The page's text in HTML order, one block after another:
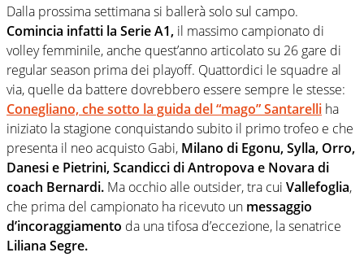
Dalla prossima settimana si ballerà solo sul campo.
Comincia infatti la Serie A1, il massimo campionato di
volley femminile, anche quest’anno articolato su 26 gare di
regular season prima dei playoff. Quattordici le squadre al
via, quelle da battere dovrebbero essere sempre le stesse:
Conegliano, che sotto la guida del “mago” Santarelli ha
iniziato la stagione conquistando subito il primo trofeo e che
presenta il neo acquisto Gabi, Milano di Egonu, Sylla, Orro,
Danesi e Pietrini,Scandicci di Antropova e Novara di
coach Bernardi. Ma occhio alle outsider, tra cui Vallefoglia,
che prima del campionato ha ricevuto un messaggio
d’incoraggiamento da una tifosa d’eccezione, la senatrice
Liliana Segre.